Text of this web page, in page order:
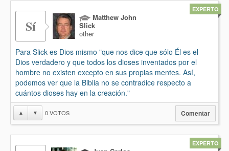
Sí
Matthew John
Slick
other
Para Slick es Dios mismo "que nos dice que sólo Él es el
Dios verdadero y que todos los dioses inventados por el
hombre no existen excepto en sus propias mentes. Así,
podemos ver que la Biblia no se contradice respecto a
cuántos dioses hay en la creación."
EXPERTO
▲ ▼ 0VOTOS Comentar
EXPERTO